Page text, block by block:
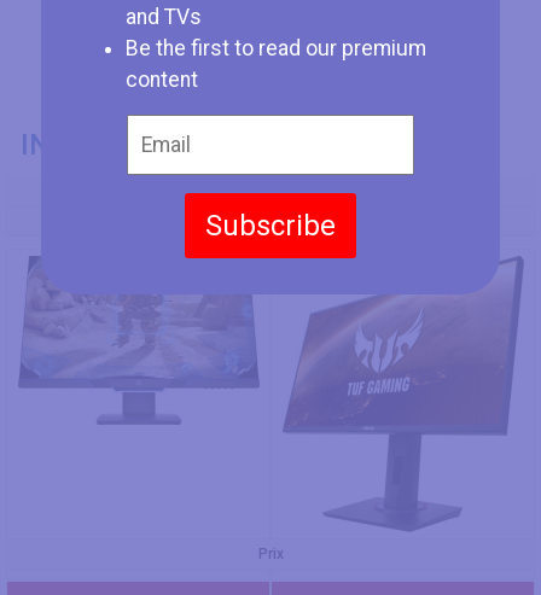
and TVs
Be the first to read our premium
content
Subscribe
INFORMATIONS GÉNÉRALES
Numéro de Modèle
Asus TUF Gaming VG259Q
Prix